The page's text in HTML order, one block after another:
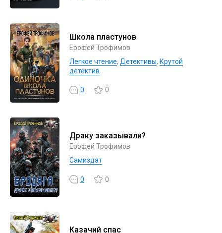
Школа пластунов
Ерофей Трофимов
Легкое чтение, Детективы, Крутой
детектив
0 0
Драку заказывали?
Ерофей Трофимов
Самиздат
0 0
Казачий спас